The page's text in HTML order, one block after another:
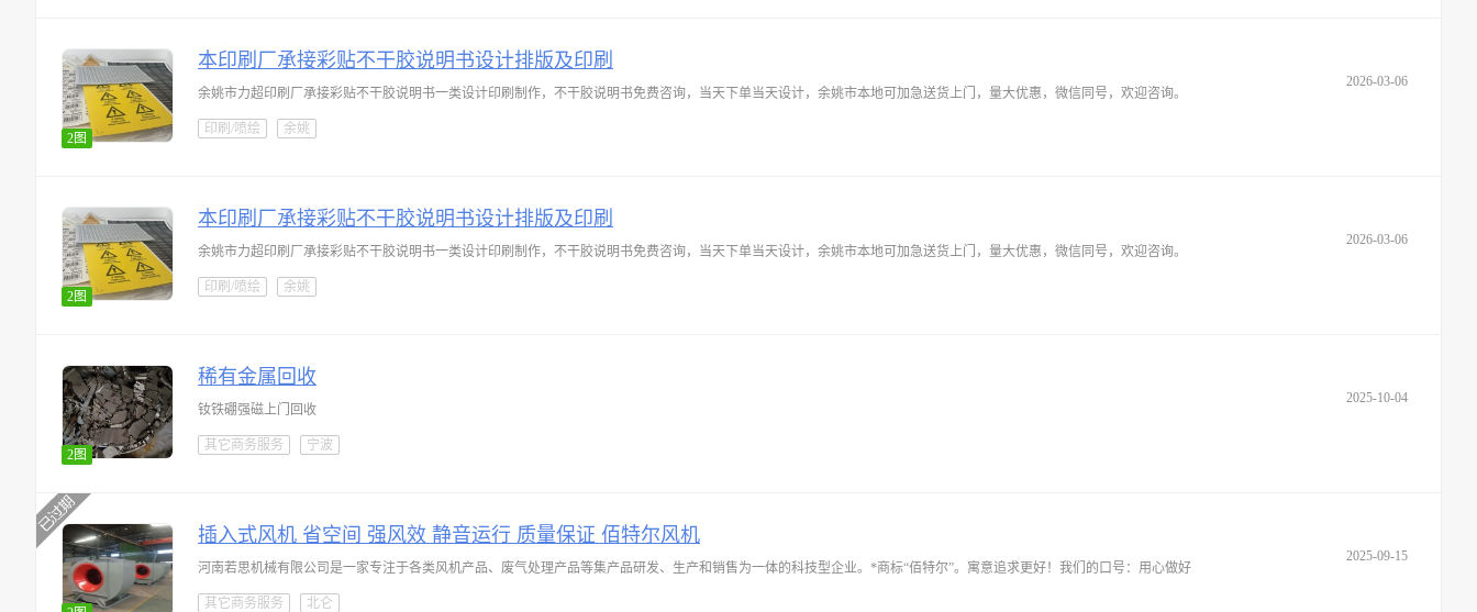
2图
2026-03-06
本印刷厂承接彩贴不干胶说明书设计排版及印刷
余姚市力超印刷厂承接彩贴不干胶说明书一类设计印刷制作，不干胶说明书免费咨询，当天下单当天设计，余姚市本地可加急送货上门，量大优惠，微信同号，欢迎咨询。
印刷/喷绘 余姚
2图
2026-03-06
本印刷厂承接彩贴不干胶说明书设计排版及印刷
余姚市力超印刷厂承接彩贴不干胶说明书一类设计印刷制作，不干胶说明书免费咨询，当天下单当天设计，余姚市本地可加急送货上门，量大优惠，微信同号，欢迎咨询。
印刷/喷绘 余姚
2图
2025-10-04
稀有金属回收
钕铁硼强磁上门回收
其它商务服务 宁波
2025-09-15
插入式风机 省空间 强风效 静音运行 质量保证 佰特尔风机
河南若思机械有限公司是一家专注于各类风机产品、废气处理产品等集产品研发、生产和销售为一体的科技型企业。*商标“佰特尔”。寓意追求更好！我们的口号：用心做好
其它商务服务 北仑